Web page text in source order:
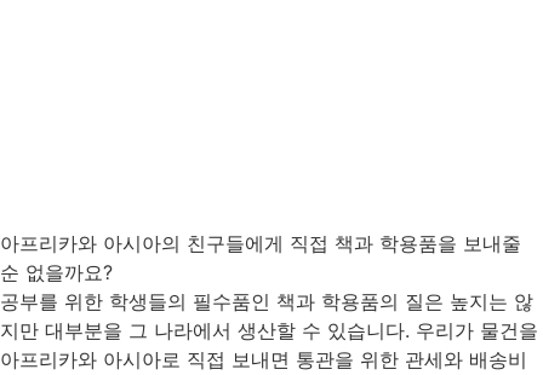
아프리카와 아시아의 친구들에게 직접 책과 학용품을 보내줄
순 없을까요?
공부를 위한 학생들의 필수품인 책과 학용품의 질은 높지는 않
지만 대부분을 그 나라에서 생산할 수 있습니다. 우리가 물건을
아프리카와 아시아로 직접 보내면 통관을 위한 관세와 배송비